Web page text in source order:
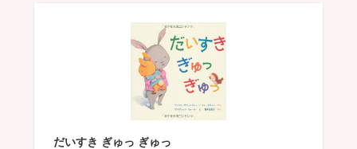
だいすき ぎゅっ ぎゅっ